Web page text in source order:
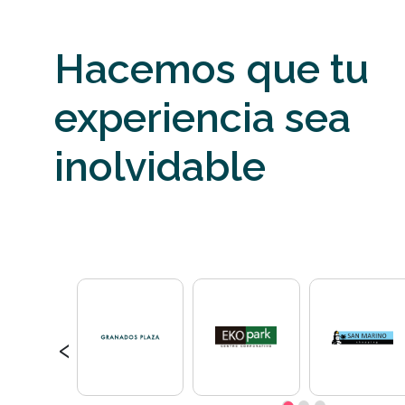
Hacemos que tu
experiencia sea
inolvidable
‹